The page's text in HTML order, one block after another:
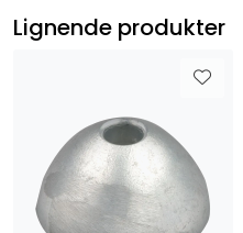
Lignende produkter